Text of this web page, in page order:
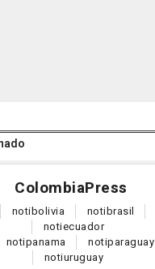
ColombiaPress
notibolivia notibrasil
notiecuador
notipanama notiparaguay
notiuruguay